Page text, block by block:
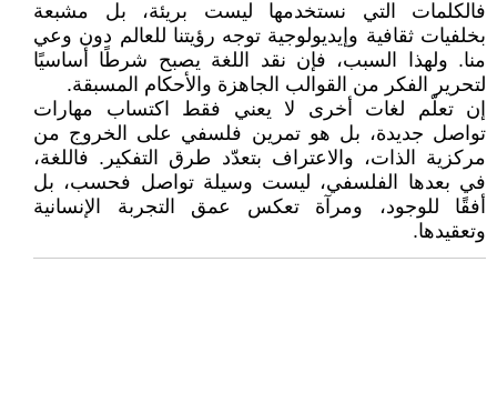
فالكلمات التي نستخدمها ليست بريئة، بل مشبعة
بخلفيات ثقافية وإيديولوجية توجه رؤيتنا للعالم دون وعي
منا. ولهذا السبب، فإن نقد اللغة يصبح شرطًا أساسيًا
لتحرير الفكر من القوالب الجاهزة والأحكام المسبقة.
إن تعلّم لغات أخرى لا يعني فقط اكتساب مهارات
تواصل جديدة، بل هو تمرين فلسفي على الخروج من
مركزية الذات، والاعتراف بتعدّد طرق التفكير. فاللغة،
في بعدها الفلسفي، ليست وسيلة تواصل فحسب، بل
أفقًا للوجود، ومرآة تعكس عمق التجربة الإنسانية
وتعقيدها.